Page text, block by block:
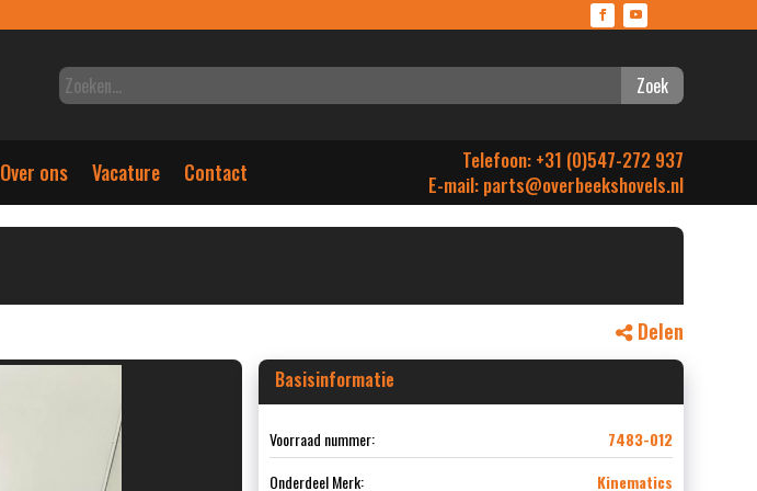
Zoek
Over ons Vacature Contact
Telefoon: +31 (0)547-272 937
E-mail: parts@overbeekshovels.nl
Delen
Basisinformatie
Voorraad nummer:
7483-012
Onderdeel Merk:
Kinematics